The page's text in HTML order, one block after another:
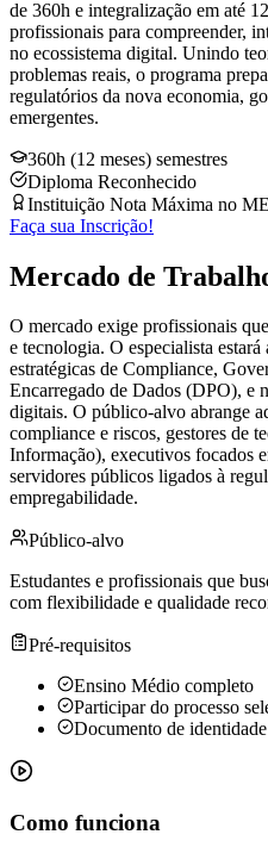
de 360h e integralização em até
profissionais para compreender,
no ecossistema digital. Unindo
problemas reais, o programa
regulatórios da nova economia,
emergentes.
360h (12 meses) semestres
Diploma Reconhecido
Instituição Nota Máxima no
Faça sua Inscrição!
Mercado de
O mercado exige profissionais
e tecnologia. O especialista estará
estratégicas de Compliance,
Encarregado de Dados (DPO), e
digitais. O público-alvo abrange
compliance e riscos, gestores de
Informação), executivos focados
servidores públicos ligados à
empregabilidade.
Público-alvo
Estudantes e profissionais que
com flexibilidade e qualidade
Pré-requisitos
Ensino Médio completo
Participar do processo
Documento de
Como funciona